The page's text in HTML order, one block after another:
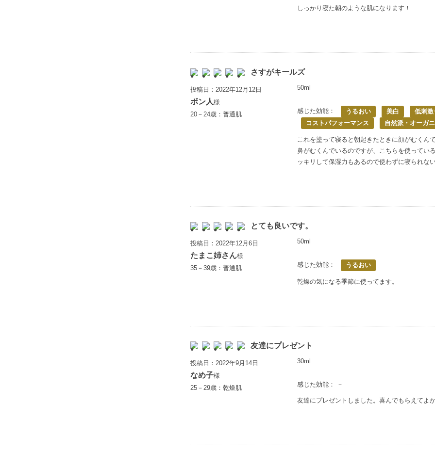
しっかり寝た朝のような肌になります！
さすがキールズ
投稿日：2022年12月12日
ボン人様
20－24歳：普通肌
50ml
感じた効能： うるおい 美白 低刺激
コストパフォーマンス
自然派・オーガ
これを塗って寝ると朝起きたときに顔がむくん
鼻がむくんでいるのですが、こちらを使ってい
ッキリして保湿力もあるので使わずに寝られない
とても良いです。
投稿日：2022年12月6日
たまこ姉さん様
35－39歳：普通肌
50ml
感じた効能： うるおい
乾燥の気になる季節に使ってます。
友達にプレゼント
投稿日：2022年9月14日
なめ子様
25－29歳：乾燥肌
30ml
感じた効能： －
友達にプレゼントしました。喜んでもらえてよか